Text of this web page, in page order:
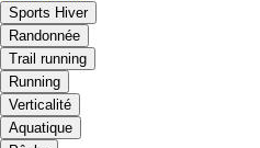
Sports Hiver
Randonnée
Trail running
Running
Verticalité
Aquatique